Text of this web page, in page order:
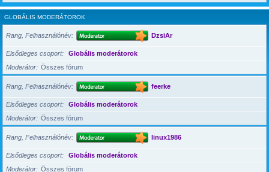
GLOBÁLIS MODERÁTOROK
Rang, Felhasználónév DzsiAr
Elsődleges csoport
Globális moderátorok
Moderátor
Összes fórum
Rang, Felhasználónév feerke
Elsődleges csoport
Globális moderátorok
Moderátor
Összes fórum
Rang, Felhasználónév linux1986
Elsődleges csoport
Globális moderátorok
Moderátor
Összes fórum